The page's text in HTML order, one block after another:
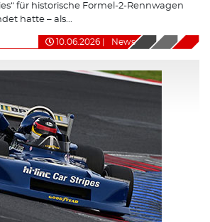
für historische Formel-2-Rennwagen
hatte – als...
10.06.2026 News